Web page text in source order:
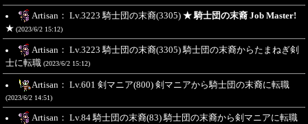
Artisan： Lv.3223 騎士団の末裔(3305) ★ 騎士団の末裔 Job Master!
★ (2023/6/2 15:12)
Artisan： Lv.3223 騎士団の末裔(3305) 騎士団の末裔からたまねぎ剣
士に転職 (2023/6/2 15:12)
Artisan： Lv.601 剣マニア(800) 剣マニアから騎士団の末裔に転職
(2023/6/2 14:51)
Artisan： Lv.84 騎士団の末裔(83) 騎士団の末裔から剣マニアに転職